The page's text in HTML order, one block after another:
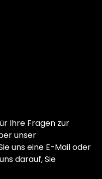
Ihre Fragen zur
unser
uns eine E-Mail oder
darauf, Sie